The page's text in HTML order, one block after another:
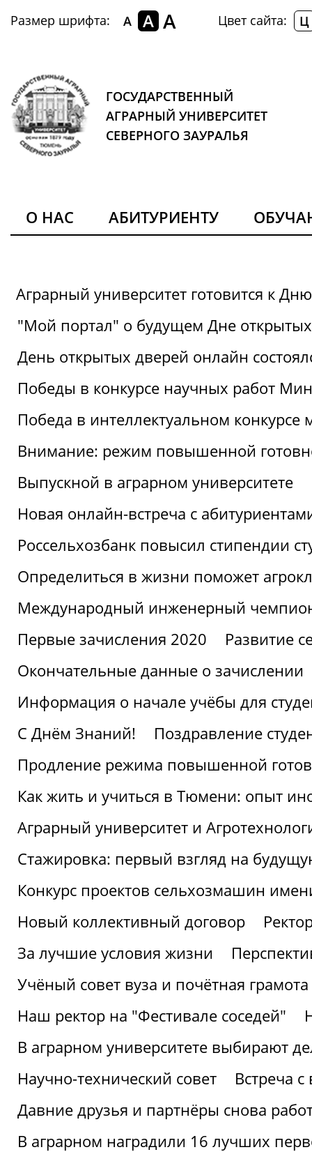
Размер шрифта: A A A Цвет сайта: Ц
ГОСУДАРСТВЕННЫЙ
АГРАРНЫЙ УНИВЕРСИТЕТ
СЕВЕРНОГО ЗАУРАЛЬЯ
О НАС АБИТУРИЕНТУ
Аграрный университет готовится к
"Мой портал" о будущем Дне
День открытых дверей онлайн
Победы в конкурсе научных работ
Победа в интеллектуальном конкурсе
Внимание: режим повышенной
Выпускной в аграрном университете
Новая онлайн-встреча с
Россельхозбанк повысил стипендии
Определиться в жизни поможет
Международный инженерный
Первые зачисления 2020
Развитие
Окончательные данные о зачислении
Информация о начале учёбы для
С Днём Знаний!
Поздравление
Продление режима повышенной
Как жить и учиться в Тюмени: опыт
Аграрный университет и
Стажировка: первый взгляд на
Конкурс проектов сельхозмашин
Новый коллективный договор
За лучшие условия жизни
Учёный совет вуза и почётная
Наш ректор на "Фестивале соседей"
В аграрном университете выбирают
Научно-технический совет
Встреча
Давние друзья и партнёры снова
В аграрном наградили 16 лучших